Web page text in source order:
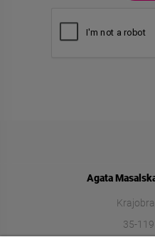
Agata
35-